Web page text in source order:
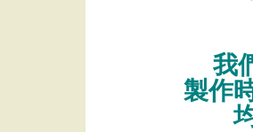
我
製作